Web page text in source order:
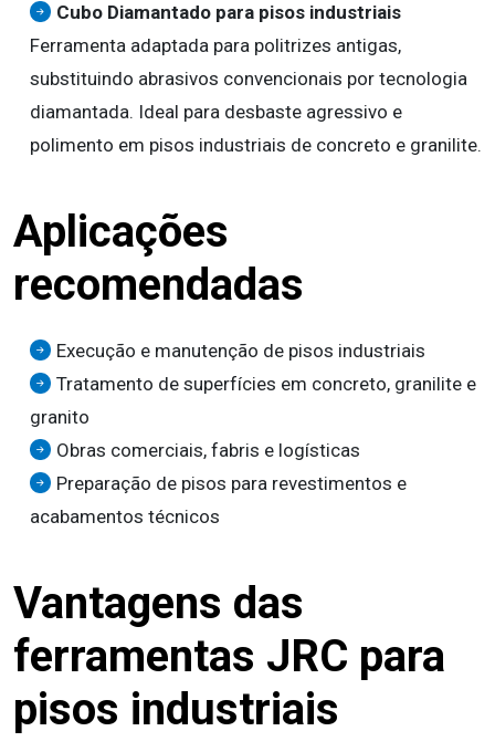
Cubo Diamantado para pisos industriais
Ferramenta adaptada para politrizes antigas,
substituindo abrasivos convencionais por tecnologia
diamantada. Ideal para desbaste agressivo e
polimento em pisos industriais de concreto e granilite.
Aplicações
recomendadas
Execução e manutenção de pisos industriais
Tratamento de superfícies em concreto, granilite e
granito
Obras comerciais, fabris e logísticas
Preparação de pisos para revestimentos e
acabamentos técnicos
Vantagens das
ferramentas JRC para
pisos industriais